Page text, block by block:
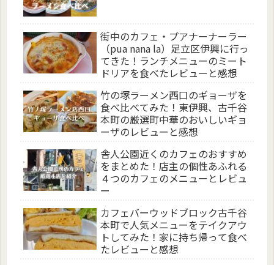
街中のカフェ・プアナーナーラー
（pua nana la）足立区伊興に行っ
てきた！ランチメニューのミート
ドリアを食べたレビューと感想
竹の塚ラーメン西口のギョーザを
食べ比べてみた！東伊興、古千谷
本町の厳選町中華のおいしいギョ
ーザのレビューと感想
舎人公園近くのカフェのおすすめ
をまとめた！店主の個性あふれる
４つのカフェのメニューとレビュ
ー
カフェバーウッドブロック古千谷
本町で人気メニューをテイクアウ
トしてみた！家に持ち帰って食べ
たレビューと感想